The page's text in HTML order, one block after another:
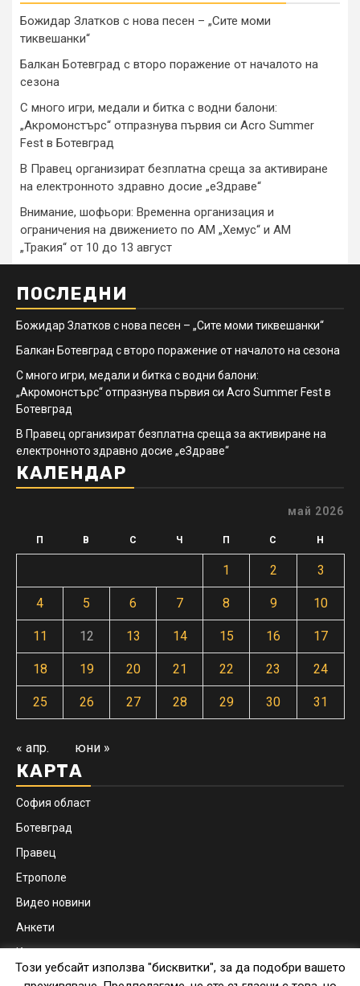
Божидар Златков с нова песен – „Сите моми
тиквешанки“
Балкан Ботевград с второ поражение от началото на
сезона
С много игри, медали и битка с водни балони:
„Акромонстърс“ отпразнува първия си Acro Summer
Fest в Ботевград
В Правец организират безплатна среща за активиране
на електронното здравно досие „еЗдраве“
Внимание, шофьори: Временна организация и
ограничения на движението по АМ „Хемус“ и АМ
„Тракия“ от 10 до 13 август
ПОСЛЕДНИ
Божидар Златков с нова песен – „Сите моми тиквешанки“
Балкан Ботевград с второ поражение от началото на сезона
С много игри, медали и битка с водни балони:
„Акромонстърс“ отпразнува първия си Acro Summer Fest в
Ботевград
В Правец организират безплатна среща за активиране на
електронното здравно досие „еЗдраве“
КАЛЕНДАР
май 2026
П В С Ч П С Н
1 2 3
4 5 6 7 8 9 10
11 12 13 14 15 16 17
18 19 20 21 22 23 24
25 26 27 28 29 30 31
« апр. юни »
КАРТА
София област
Ботевград
Правец
Етрополе
Видео новини
Анкети
Контакти
Този уебсайт използва "бисквитки", за да подобри вашето